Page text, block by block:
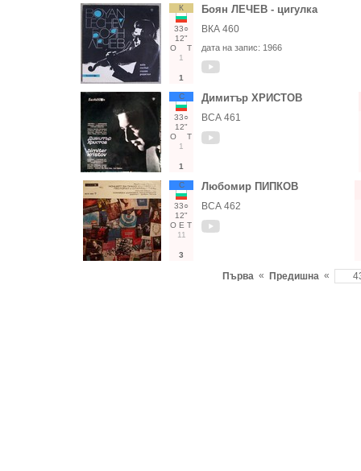
К
33○
12"
О
Т
1
1
Боян ЛЕЧЕВ - цигулка
ВКА 460
дата на запис: 1966
С
33○
12"
О
Т
1
1
Димитър ХРИСТОВ
ВСА 461
С
33○
12"
О Е Т
11
3
Любомир ПИПКОВ
ВСА 462
Първа « Предишна «